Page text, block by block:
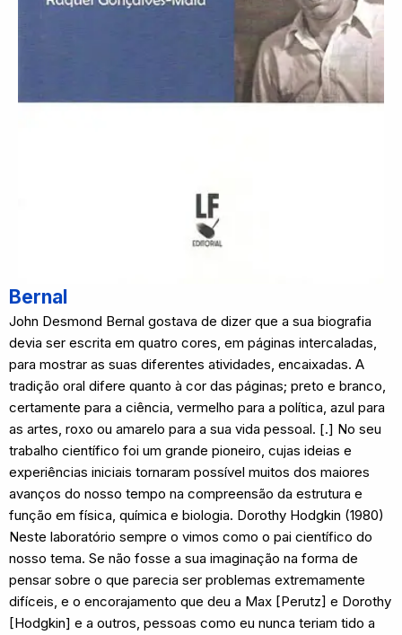
Bernal
John Desmond Bernal gostava de dizer que a sua biografia
devia ser escrita em quatro cores, em páginas intercaladas,
para mostrar as suas diferentes atividades, encaixadas. A
tradição oral difere quanto à cor das páginas; preto e branco,
certamente para a ciência, vermelho para a política, azul para
as artes, roxo ou amarelo para a sua vida pessoal. [.] No seu
trabalho científico foi um grande pioneiro, cujas ideias e
experiências iniciais tornaram possível muitos dos maiores
avanços do nosso tempo na compreensão da estrutura e
função em física, química e biologia. Dorothy Hodgkin (1980)
Neste laboratório sempre o vimos como o pai científico do
nosso tema. Se não fosse a sua imaginação na forma de
pensar sobre o que parecia ser problemas extremamente
difíceis, e o encorajamento que deu a Max [Perutz] e Dorothy
[Hodgkin] e a outros, pessoas como eu nunca teriam tido a